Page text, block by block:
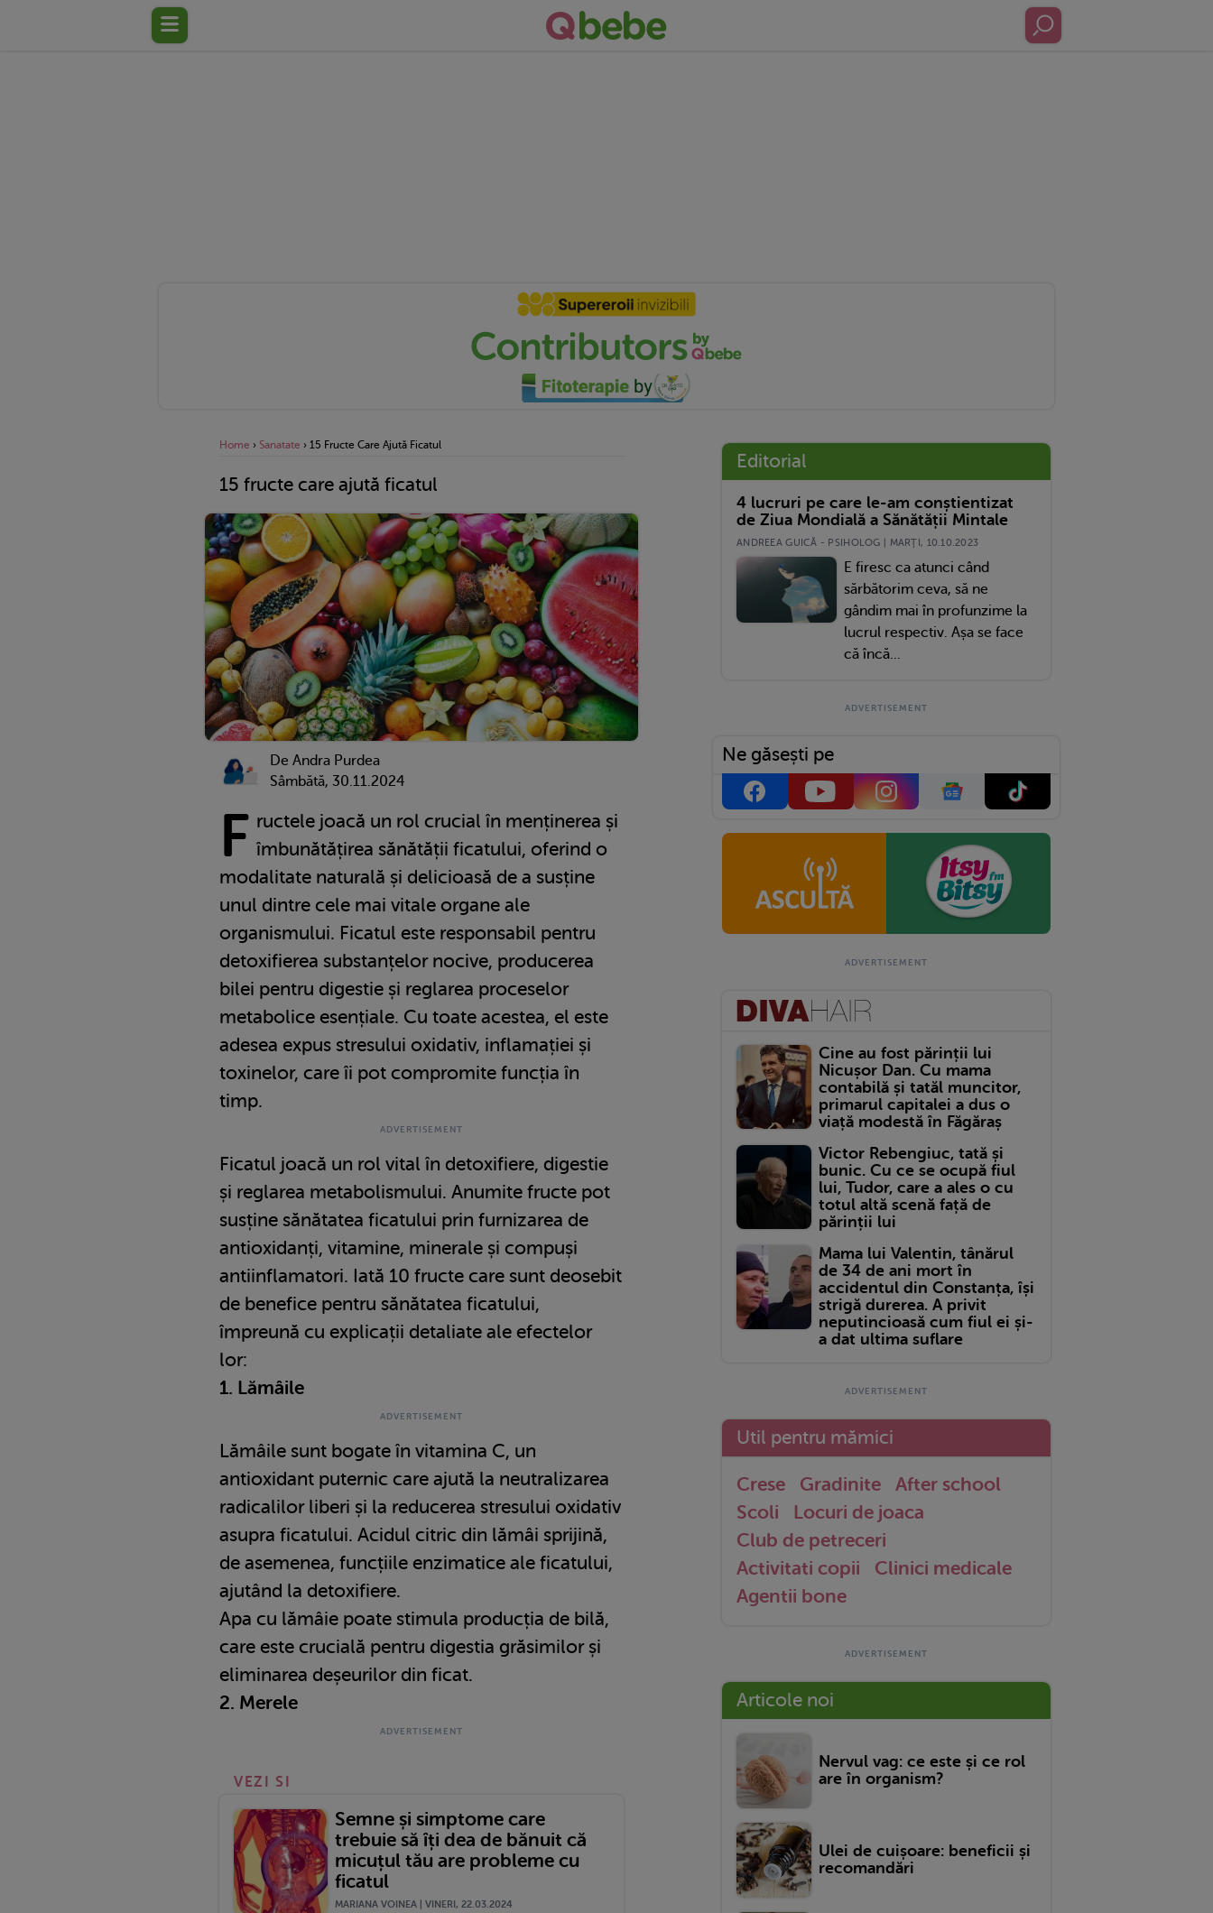
Home › Sanatate › 15 Fructe Care Ajută Ficatul
15 fructe care ajută ficatul
De Andra Purdea
Sâmbătă, 30.11.2024
F ructele joacă un rol crucial în menținerea și
îmbunătățirea sănătății ficatului, oferind o
modalitate naturală și delicioasă de a susține
unul dintre cele mai vitale organe ale
organismului. Ficatul este responsabil pentru
detoxifierea substanțelor nocive, producerea
bilei pentru digestie și reglarea proceselor
metabolice esențiale. Cu toate acestea, el este
adesea expus stresului oxidativ, inflamației și
toxinelor, care îi pot compromite funcția în
timp.
Ficatul joacă un rol vital în detoxifiere, digestie
și reglarea metabolismului. Anumite fructe pot
susține sănătatea ficatului prin furnizarea de
antioxidanți, vitamine, minerale și compuși
antiinflamatori. Iată 10 fructe care sunt deosebit
de benefice pentru sănătatea ficatului,
împreună cu explicații detaliate ale efectelor
lor:
1. Lămâile
Lămâile sunt bogate în vitamina C, un
antioxidant puternic care ajută la neutralizarea
radicalilor liberi și la reducerea stresului oxidativ
asupra ficatului. Acidul citric din lămâi sprijină,
de asemenea, funcțiile enzimatice ale ficatului,
ajutând la detoxifiere.
Apa cu lămâie poate stimula producția de bilă,
care este crucială pentru digestia grăsimilor și
eliminarea deșeurilor din ficat.
2. Merele
VEZI SI
Semne și simptome care
trebuie să îți dea de bănuit că
micuțul tău are probleme cu
ficatul
MARIANA VOINEA | VINERI, 22.03.2024
Editorial
4 lucruri pe care le-am conștientizat
de Ziua Mondială a Sănătății Mintale
ANDREEA GUICĂ - PSIHOLOG | MARŢI, 10.10.2023
E firesc ca atunci când
sărbătorim ceva, să ne
gândim mai în profunzime la
lucrul respectiv. Așa se face
că încă...
Ne găsești pe
Cine au fost părinții lui
Nicușor Dan. Cu mama
contabilă și tatăl muncitor,
primarul capitalei a dus o
viață modestă în Făgăraș
Victor Rebengiuc, tată și
bunic. Cu ce se ocupă fiul
lui, Tudor, care a ales o cu
totul altă scenă față de
părinții lui
Mama lui Valentin, tânărul
de 34 de ani mort în
accidentul din Constanța, își
strigă durerea. A privit
neputincioasă cum fiul ei și-
a dat ultima suflare
Util pentru mămici
Crese Gradinite
After school
Scoli
Locuri de joaca
Club de petreceri
Activitati copii
Clinici medicale
Agentii bone
Articole noi
Nervul vag: ce este și ce rol
are în organism?
Ulei de cuișoare: beneficii și
recomandări